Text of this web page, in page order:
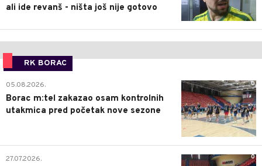
ali ide revanš - ništa još nije gotovo
RK BORAC
0
05.08.2026.
Borac m:tel zakazao osam kontrolnih
utakmica pred početak nove sezone
0
27.07.2026.